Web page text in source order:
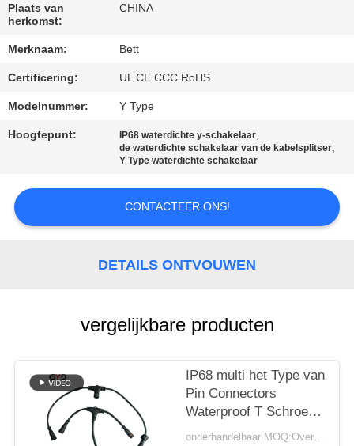
PRIVACY
Plaats van
herkomst:
CHINA
Merknaam: Bett
Certificering: UL CE CCC RoHS
Modelnummer: Y Type
Hoogtepunt: IP68 waterdichte y-schakelaar,
de waterdichte schakelaar van de kabelsplitser,
Y Type waterdichte schakelaar
CONTACTEER ONS!
DETAILS ONTVOUWEN
vergelijkbare producten
IP68 multi het Type van
Pin Connectors
Waterproof T Schroef
Geschikte Assemblageonderhandelbaar MOQ:Overeen te komen